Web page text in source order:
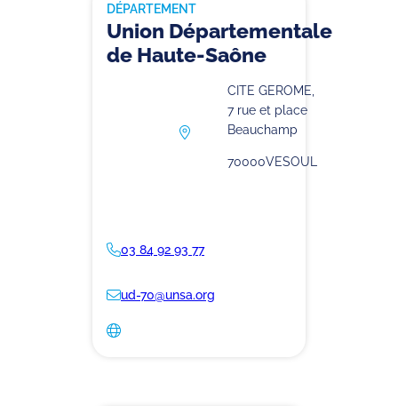
DÉPARTEMENT
Union Départementale
de Haute-Saône
CITE GEROME,
7 rue et place
Beauchamp
70000VESOUL
03 84 92 93 77
ud-70@unsa.org